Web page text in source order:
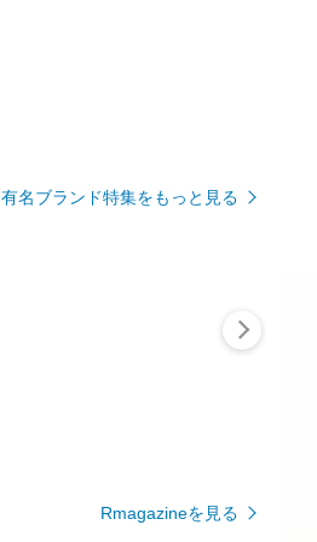
有名ブランド特集をもっと見る
Rmagazineを見る